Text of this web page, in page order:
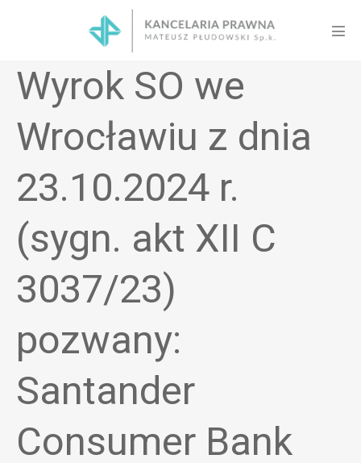
Wyrok SO we
Wrocławiu z dnia
23.10.2024 r.
(sygn. akt XII C
3037/23)
pozwany:
Santander
Consumer Bank